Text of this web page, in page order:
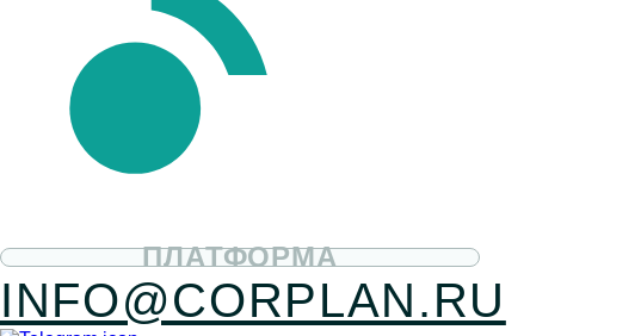
ПЛАТФОРМА
INFO@CORPLAN.RU